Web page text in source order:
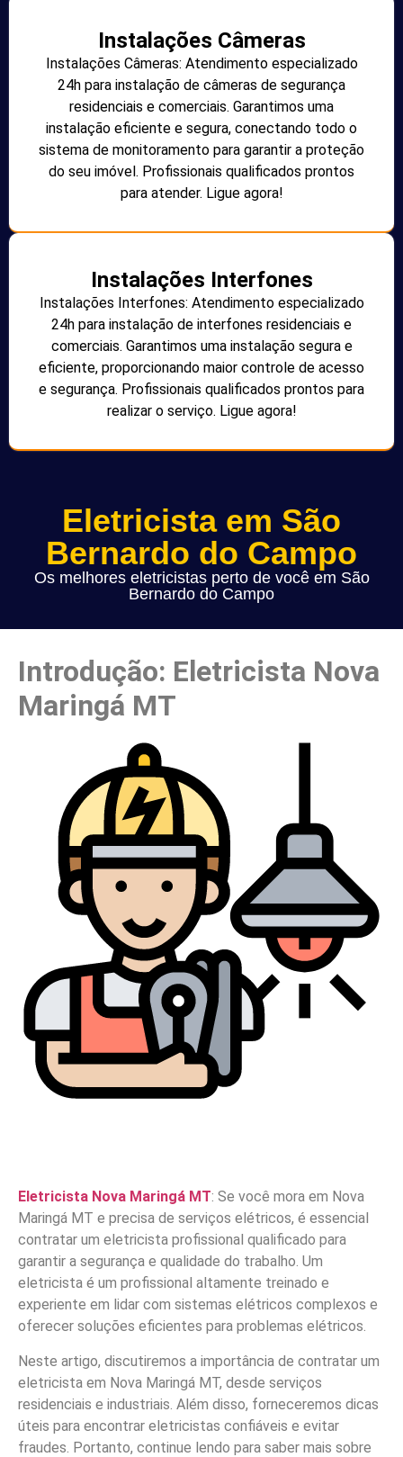
Instalações Câmeras
Instalações Câmeras: Atendimento especializado
24h para instalação de câmeras de segurança
residenciais e comerciais. Garantimos uma
instalação eficiente e segura, conectando todo o
sistema de monitoramento para garantir a proteção
do seu imóvel. Profissionais qualificados prontos
para atender. Ligue agora!
Instalações Interfones
Instalações Interfones: Atendimento especializado
24h para instalação de interfones residenciais e
comerciais. Garantimos uma instalação segura e
eficiente, proporcionando maior controle de acesso
e segurança. Profissionais qualificados prontos para
realizar o serviço. Ligue agora!
Eletricista em São
Bernardo do Campo
Os melhores eletricistas perto de você em São
Bernardo do Campo
Introdução: Eletricista Nova
Maringá MT
Eletricista Nova Maringá MT: Se você mora em Nova
Maringá MT e precisa de serviços elétricos, é essencial
contratar um eletricista profissional qualificado para
garantir a segurança e qualidade do trabalho. Um
eletricista é um profissional altamente treinado e
experiente em lidar com sistemas elétricos complexos e
oferecer soluções eficientes para problemas elétricos.
Neste artigo, discutiremos a importância de contratar um
eletricista em Nova Maringá MT, desde serviços
residenciais e industriais. Além disso, forneceremos dicas
úteis para encontrar eletricistas confiáveis e evitar
fraudes. Portanto, continue lendo para saber mais sobre